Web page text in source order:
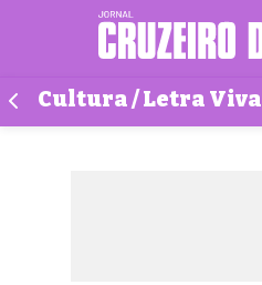
Cultura / Letra Viva